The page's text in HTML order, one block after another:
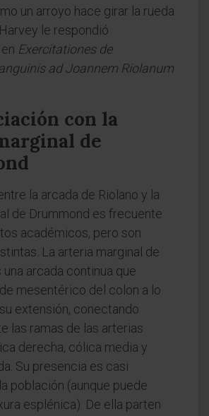
un arroyo hace girar la rueda
le respondió
Exercitationes de
ad Joannem Riolanum
con la
de
la arcada de Riolano y la
de Drummond es frecuente
académicos, pero son
La arteria marginal de
arcada continua que
mesentérico del colon a lo
extensión, conectando
las ramas de las arterias
derecha, cólica media y
Su presencia es casi
población (aunque puede
esplénica). De ella parten